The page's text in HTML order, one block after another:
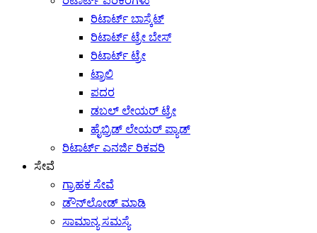
ರಿಟಾರ್ಟ್ ಬಾಸ್ಕೆಟ್
ರಿಟಾರ್ಟ್ ಟ್ರೇ ಬೇಸ್
ರಿಟಾರ್ಟ್ ಟ್ರೇ
ಟ್ರಾಲಿ
ಪದರ
ಡಬಲ್ ಲೇಯರ್ ಟ್ರೇ
ಹೈಬ್ರಿಡ್ ಲೇಯರ್ ಪ್ಯಾಡ್
ರಿಟಾರ್ಟ್ ಎನರ್ಜಿ ರಿಕವರಿ
ಸೇವೆ
ಗ್ರಾಹಕ ಸೇವೆ
ಡೌನ್‌ಲೋಡ್ ಮಾಡಿ
ಸಾಮಾನ್ಯ ಸಮಸ್ಯೆ